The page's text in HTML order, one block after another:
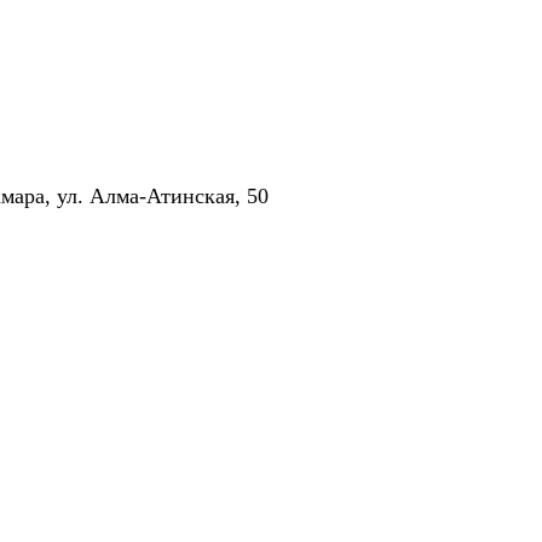
ул. Алма-Атинская, 50